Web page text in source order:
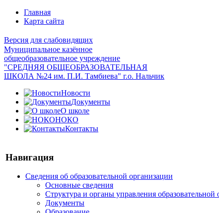
Главная
Карта сайта
Версия для слабовидящих
Муниципальное казённое
общеобразовательное учреждение
"СРЕДНЯЯ ОБЩЕОБРАЗОВАТЕЛЬНАЯ
ШКОЛА №24 им. П.И. Тамбиева" г.о. Нальчик
Новости
Документы
О школе
НОКО
Контакты
Навигация
Сведения об образовательной организации
Основные сведения
Структура и органы управления образовательной
Документы